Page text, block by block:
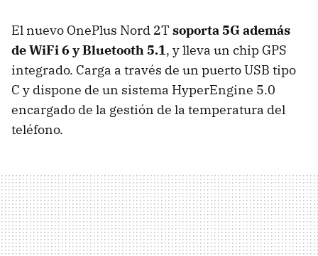
El nuevo OnePlus Nord 2Tsoporta 5G además
de WiFi 6 y Bluetooth 5.1, y lleva un chip GPS
integrado. Carga a través de un puerto USB tipo
C y dispone de un sistema HyperEngine 5.0
encargado de la gestión de la temperatura del
teléfono.